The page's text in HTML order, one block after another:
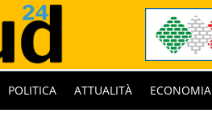
POLITICA ATTUALITÀ ECONOMIA